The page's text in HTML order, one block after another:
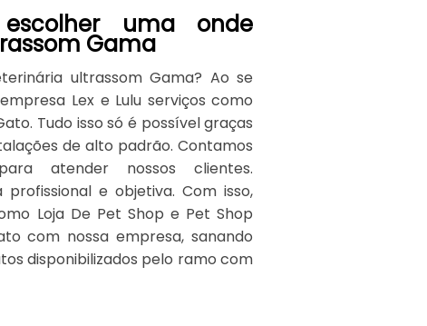
uma onde
Gama
ultrassom Gama? Ao se
Lex e Lulu serviços como
Tudo isso só é possível graças
de alto padrão. Contamos
atender nossos clientes.
e objetiva. Com isso,
Loja De Pet Shop e Pet Shop
com nossa empresa, sanando
disponibilizados pelo ramo com